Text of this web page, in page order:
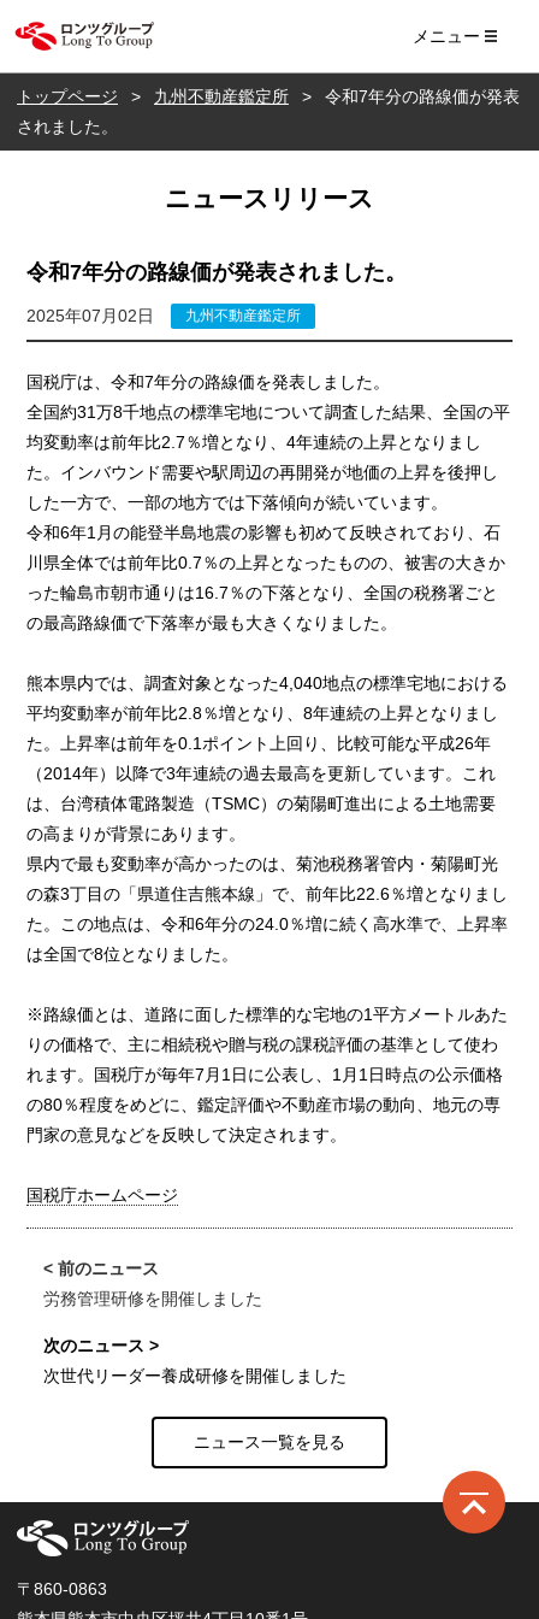
メニュー
トップページ 九州不動産鑑定所
令和7年分の路線価が発表
されました。
ニュースリリース
令和7年分の路線価が発表されました。
2025年07月02日 九州不動産鑑定所
国税庁は、令和7年分の路線価を発表しました。
全国約31万8千地点の標準宅地について調査した結果、全国の平
均変動率は前年比2.7％増となり、4年連続の上昇となりまし
た。インバウンド需要や駅周辺の再開発が地価の上昇を後押し
した一方で、一部の地方では下落傾向が続いています。
令和6年1月の能登半島地震の影響も初めて反映されており、石
川県全体では前年比0.7％の上昇となったものの、被害の大きか
った輪島市朝市通りは16.7％の下落となり、全国の税務署ごと
の最高路線価で下落率が最も大きくなりました。
熊本県内では、調査対象となった4,040地点の標準宅地における
平均変動率が前年比2.8％増となり、8年連続の上昇となりまし
た。上昇率は前年を0.1ポイント上回り、比較可能な平成26年
（2014年）以降で3年連続の過去最高を更新しています。これ
は、台湾積体電路製造（TSMC）の菊陽町進出による土地需要
の高まりが背景にあります。
県内で最も変動率が高かったのは、菊池税務署管内・菊陽町光
の森3丁目の「県道住吉熊本線」で、前年比22.6％増となりまし
た。この地点は、令和6年分の24.0％増に続く高水準で、上昇率
は全国で8位となりました。
※路線価とは、道路に面した標準的な宅地の1平方メートルあた
りの価格で、主に相続税や贈与税の課税評価の基準として使わ
れます。国税庁が毎年7月1日に公表し、1月1日時点の公示価格
の80％程度をめどに、鑑定評価や不動産市場の動向、地元の専
門家の意見などを反映して決定されます。
国税庁ホームページ
労務管理研修を開催しました
次世代リーダー養成研修を開催しました
ニュース一覧を見る
〒860-0863